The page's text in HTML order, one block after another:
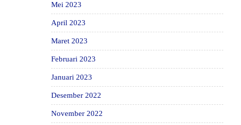
Mei 2023
April 2023
Maret 2023
Februari 2023
Januari 2023
Desember 2022
November 2022